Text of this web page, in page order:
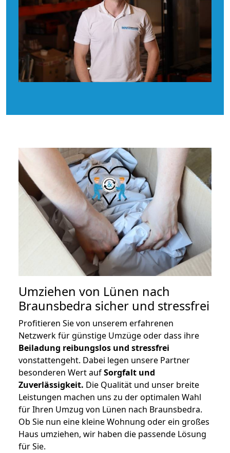
Umziehen von Lünen nach
Braunsbedra sicher und stressfrei
Profitieren Sie von unserem erfahrenen
Netzwerk für günstige Umzüge oder dass ihre
Beiladung reibungslos und stressfrei
vonstattengeht. Dabei legen unsere Partner
besonderen Wert aufSorgfalt und
Zuverlässigkeit. Die Qualität und unser breite
Leistungen machen uns zu der optimalen Wahl
für Ihren Umzug von Lünen nach Braunsbedra.
Ob Sie nun eine kleine Wohnung oder ein großes
Haus umziehen, wir haben die passende Lösung
für Sie.